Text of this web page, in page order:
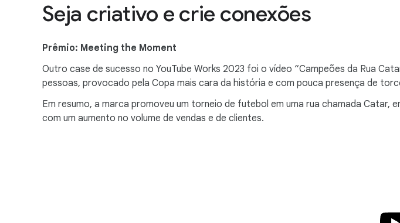
Seja criativo e crie conexões
Prêmio: Meeting the Moment
Outro case de sucesso no YouTube Works 2023 foi o vídeo “Campeões da Rua
pessoas, provocado pela Copa mais cara da história e com pouca presença de
Em resumo, a marca promoveu um torneio de futebol em uma rua chamada
com um aumento no volume de vendas e de clientes.